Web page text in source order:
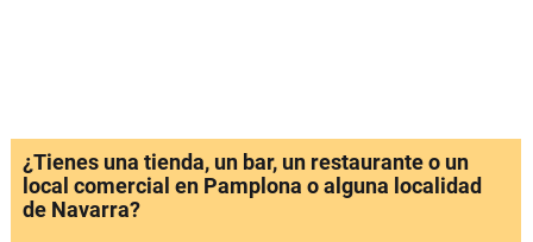
¿Tienes una tienda, un bar, un restaurante o un
local comercial en Pamplona o alguna localidad
de Navarra?